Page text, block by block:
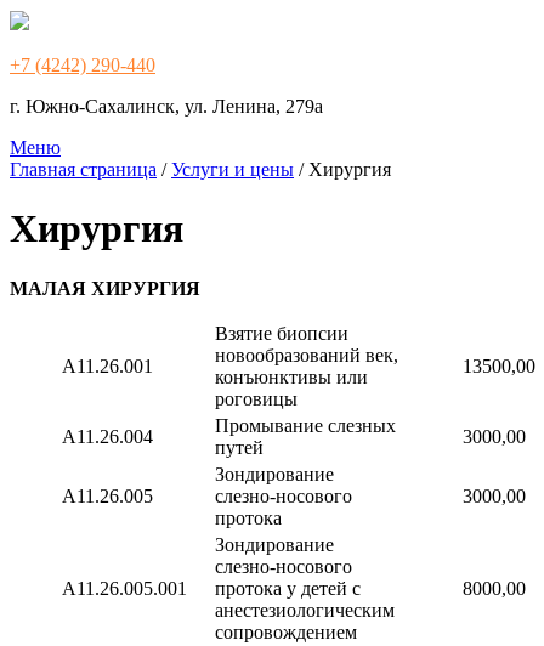
+7 (4242) 290-440
г. Южно-Сахалинск, ул. Ленина, 279а
Меню
Главная страница /Услуги и цены / Хирургия
Хирургия
МАЛАЯ ХИРУРГИЯ
А11.26.001
Взятие биопсии
новообразований век,
конъюнктивы или
роговицы
13500,00
А11.26.004
Промывание слезных
путей
3000,00
А11.26.005
Зондирование
слезно-носового
протока
3000,00
А11.26.005.001
Зондирование
слезно-носового
протока у детей с
анестезиологическим
сопровождением
8000,00